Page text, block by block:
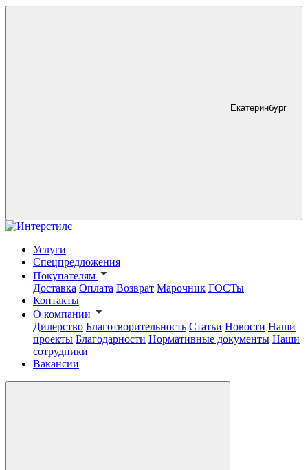
Екатеринбург
Услуги
Спецпредложения
Покупателям
Доставка Оплата Возврат Марочник ГОСТы
Контакты
О компании
Дилерство Благотворительность Статьи Новости Наши
проекты Благодарности Нормативные документы Наши
сотрудники
Вакансии